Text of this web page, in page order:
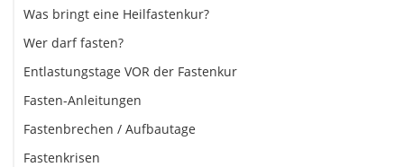
Was bringt eine Heilfastenkur?
Wer darf fasten?
Entlastungstage VOR der Fastenkur
Fasten-Anleitungen
Fastenbrechen / Aufbautage
Fastenkrisen